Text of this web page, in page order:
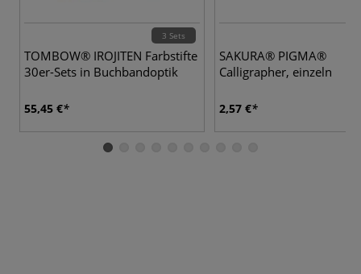
3 Sets
TOMBOW® IROJITEN Farbstifte
30er-Sets in Buchbandoptik
55,45 €
SAKURA® PIGMA®
Calligrapher, einzeln
2,57 €